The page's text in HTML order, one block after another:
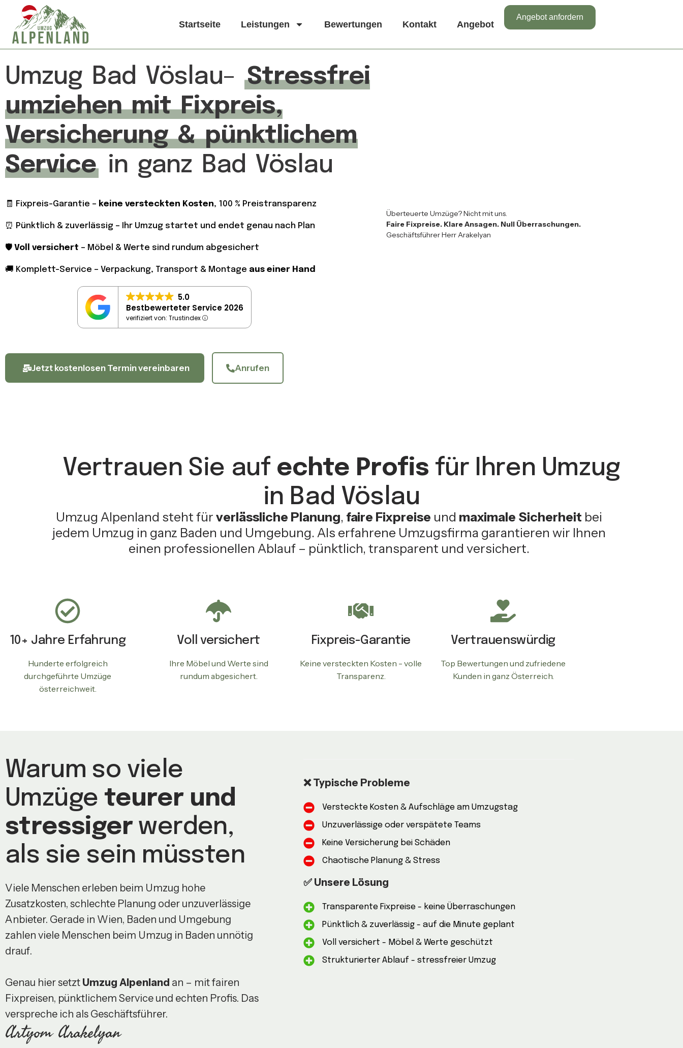
Startseite Leistungen Bewertungen Kontakt Angebot
Angebot anfordern
Umzug Bad Vöslau– Stressfrei
umziehen mit Fixpreis,
Versicherung & pünktlichem
Servicein ganz Bad Vöslau
🧾 Fixpreis-Garantie – keine versteckten Kosten, 100 % Preistransparenz
⏰ Pünktlich & zuverlässig – Ihr Umzug startet und endet genau nach Plan
🛡️ Voll versichert – Möbel & Werte sind rundum abgesichert
🚚 Komplett-Service – Verpackung, Transport & Montage aus einer Hand
5.0
Bestbewerteter Service 2026
verifiziert von: Trustindex
Jetzt kostenlosen Termin vereinbaren Anrufen
Überteuerte Umzüge? Nicht mit uns.
Faire Fixpreise. Klare Ansagen. Null Überraschungen.
Geschäftsführer Herr Arakelyan
Vertrauen Sie auf echte Profis für Ihren Umzug
in Bad Vöslau
Umzug Alpenland steht für verlässliche Planung, faire Fixpreise und maximale Sicherheit bei
jedem Umzug in ganz Baden und Umgebung. Als erfahrene Umzugsfirma garantieren wir Ihnen
einen professionellen Ablauf – pünktlich, transparent und versichert.
10+ Jahre Erfahrung
Hunderte erfolgreich
durchgeführte Umzüge
österreichweit.
Voll versichert
Ihre Möbel und Werte sind
rundum abgesichert.
Fixpreis-Garantie
Keine versteckten Kosten - volle
Transparenz.
Vertrauenswürdig
Top Bewertungen und zufriedene
Kunden in ganz Österreich.
Warum so viele
Umzüge teurer und
stressigerwerden,
als sie sein müssten
Viele Menschen erleben beim Umzug hohe
Zusatzkosten, schlechte Planung oder unzuverlässige
Anbieter. Gerade in Wien, Baden und Umgebung
zahlen viele Menschen beim Umzug in Baden unnötig
drauf.
Genau hier setzt Umzug Alpenland an – mit fairen
Fixpreisen, pünktlichem Service und echten Profis. Das
verspreche ich als Geschäftsführer.
Artyom Arakelyan
❌ Typische Probleme
Versteckte Kosten & Aufschläge am Umzugstag
Unzuverlässige oder verspätete Teams
Keine Versicherung bei Schäden
Chaotische Planung & Stress
✅ Unsere Lösung
Transparente Fixpreise - keine Überraschungen
Pünktlich & zuverlässig - auf die Minute geplant
Voll versichert - Möbel & Werte geschützt
Strukturierter Ablauf - stressfreier Umzug